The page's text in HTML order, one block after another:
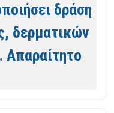
δράση
δερματικών